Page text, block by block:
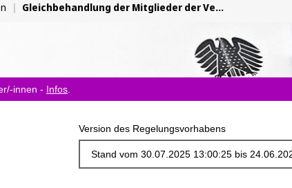
Gleichbehandlung der Mitglieder der Versorgungswerke bezüglich der Arbeitgeberbeiträge im Übergangsbereich
innen - Infos
Version des Regelungsvorhabens